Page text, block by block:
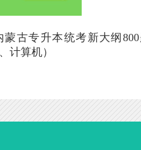
蒙古专升本统考新大纲
计算机）